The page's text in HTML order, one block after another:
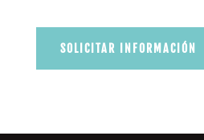
SOLICITAR INFORMACIÓN